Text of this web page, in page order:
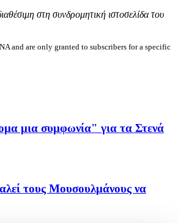
στη συνδρομητική ιστοσελίδα του
and are only granted to subscribers for a specific
μια συμφωνία" για τα Στενά
τους Μουσουλμάνους να